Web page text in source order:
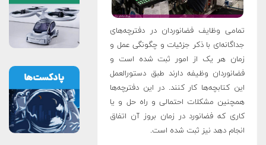
تمامی وظایف فضانوردان در دفترچه‌های
جداگانه‌ای با ذکر جزئیات و چگونگی عمل و
زمان هر یک از امور ثبت شده است و
فضانوردان وظیفه دارند طبق دستورالعمل
این کتابچه‌ها کار کنند. در این دفترچه‌ها
همچنین مشکلات احتمالی و راه حل و یا
کاری که فضانورد در زمان بروز آن اتفاق
انجام دهد نیز ثبت شده است.